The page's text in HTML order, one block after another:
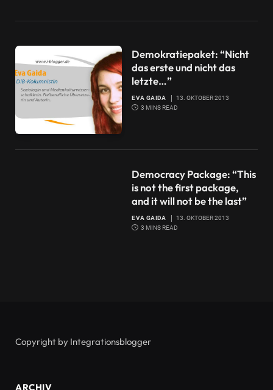
Demokratiepaket: “Nicht
das erste und nicht das
letzte…”
EVA GAIDA
13. OKTOBER 2013
3 MINS READ
Democracy Package: “This
is not the first package,
and it will not be the last”
EVA GAIDA
13. OKTOBER 2013
3 MINS READ
Copyright by Integrationsblogger
ARCHIV